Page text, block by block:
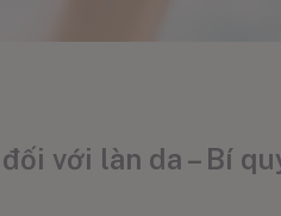
với làn da – Bí